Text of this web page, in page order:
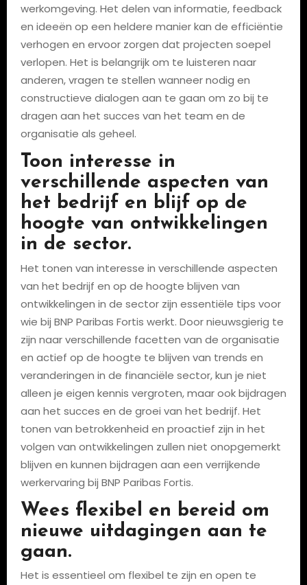
werkomgeving. Het delen van informatie, feedback
en ideeën op een heldere manier kan de efficiëntie
verhogen en ervoor zorgen dat projecten soepel
verlopen. Het is belangrijk om te luisteren naar
anderen, vragen te stellen wanneer nodig en
constructieve dialogen aan te gaan om zo bij te
dragen aan het succes van het team en de
organisatie als geheel.
Toon interesse in
verschillende aspecten van
het bedrijf en blijf op de
hoogte van ontwikkelingen
in de sector.
Het tonen van interesse in verschillende aspecten
van het bedrijf en op de hoogte blijven van
ontwikkelingen in de sector zijn essentiële tips voor
wie bij BNP Paribas Fortis werkt. Door nieuwsgierig te
zijn naar verschillende facetten van de organisatie
en actief op de hoogte te blijven van trends en
veranderingen in de financiële sector, kun je niet
alleen je eigen kennis vergroten, maar ook bijdragen
aan het succes en de groei van het bedrijf. Het
tonen van betrokkenheid en proactief zijn in het
volgen van ontwikkelingen zullen niet onopgemerkt
blijven en kunnen bijdragen aan een verrijkende
werkervaring bij BNP Paribas Fortis.
Wees flexibel en bereid om
nieuwe uitdagingen aan te
gaan.
Het is essentieel om flexibel te zijn en open te